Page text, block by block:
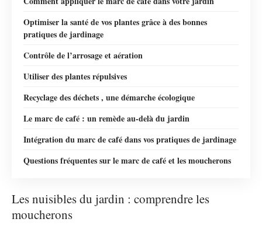
Optimiser la santé de vos plantes grâce à des bonnes
pratiques de jardinage
Contrôle de l’arrosage et aération
Utiliser des plantes répulsives
Recyclage des déchets , une démarche écologique
Le marc de café : un remède au-delà du jardin
Intégration du marc de café dans vos pratiques de jardinage
Questions fréquentes sur le marc de café et les moucherons
Les nuisibles du jardin : comprendre les
moucherons